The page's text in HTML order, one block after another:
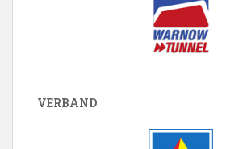
VERBAND